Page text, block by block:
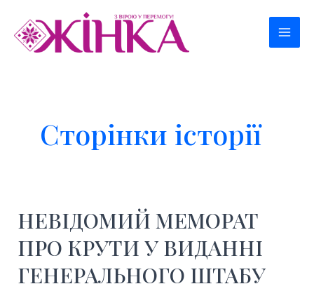
содержимому
Сторінки історії
НЕВІДОМИЙ МЕМОРАТ
ПРО КРУТИ У ВИДАННІ
ГЕНЕРАЛЬНОГО ШТАБУ